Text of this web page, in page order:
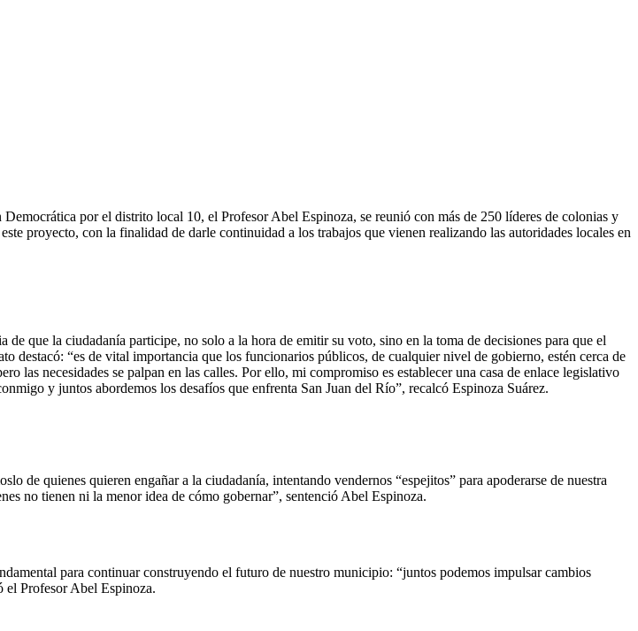
por el distrito local 10, el Profesor Abel Espinoza, se reunió con más de 250 líderes de colonias y
proyecto, con la finalidad de darle continuidad a los trabajos que vienen realizando las autoridades locales en
que la ciudadanía participe, no solo a la hora de emitir su voto, sino en la toma de decisiones para que el
destacó: “es de vital importancia que los funcionarios públicos, de cualquier nivel de gobierno, estén cerca de
las necesidades se palpan en las calles. Por ello, mi compromiso es establecer una casa de enlace legislativo
y juntos abordemos los desafíos que enfrenta San Juan del Río”, recalcó Espinoza Suárez.
de quienes quieren engañar a la ciudadanía, intentando vendernos “espejitos” para apoderarse de nuestra
no tienen ni la menor idea de cómo gobernar”, sentenció Abel Espinoza.
para continuar construyendo el futuro de nuestro municipio: “juntos podemos impulsar cambios
el Profesor Abel Espinoza.